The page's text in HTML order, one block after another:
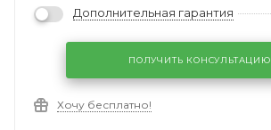
Дополнительная гарантия
ПОЛУЧИТЬ КОНСУЛЬТАЦИЮ
Хочу бесплатно!